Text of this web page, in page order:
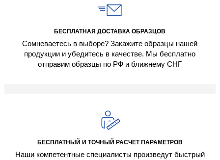
БЕСПЛАТНАЯ ДОСТАВКА ОБРАЗЦОВ
Сомневаетесь в выборе? Закажите образцы нашей
продукции и убедитесь в качестве. Мы бесплатно
отправим образцы по РФ и ближнему СНГ
БЕСПЛАТНЫЙ И ТОЧНЫЙ РАСЧЕТ ПАРАМЕТРОВ
Наши компетентные специалисты произведут быстрый